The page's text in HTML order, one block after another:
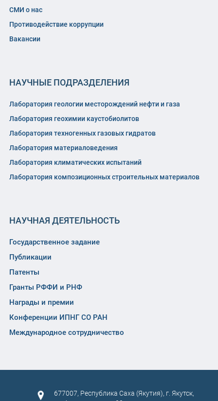
СМИ о нас
Противодействие коррупции
Вакансии
НАУЧНЫЕ ПОДРАЗДЕЛЕНИЯ
Лаборатория геологии месторождений нефти и газа
Лаборатория геохимии каустобиолитов
Лаборатория техногенных газовых гидратов
Лаборатория материаловедения
Лаборатория климатических испытаний
Лаборатория композиционных строительных материалов
НАУЧНАЯ ДЕЯТЕЛЬНОСТЬ
Государственное задание
Публикации
Патенты
Гранты РФФИ и РНФ
Награды и премии
Конференции ИПНГ СО РАН
Международное сотрудничество
677007, Республика Саха (Якутия), г. Якутск,